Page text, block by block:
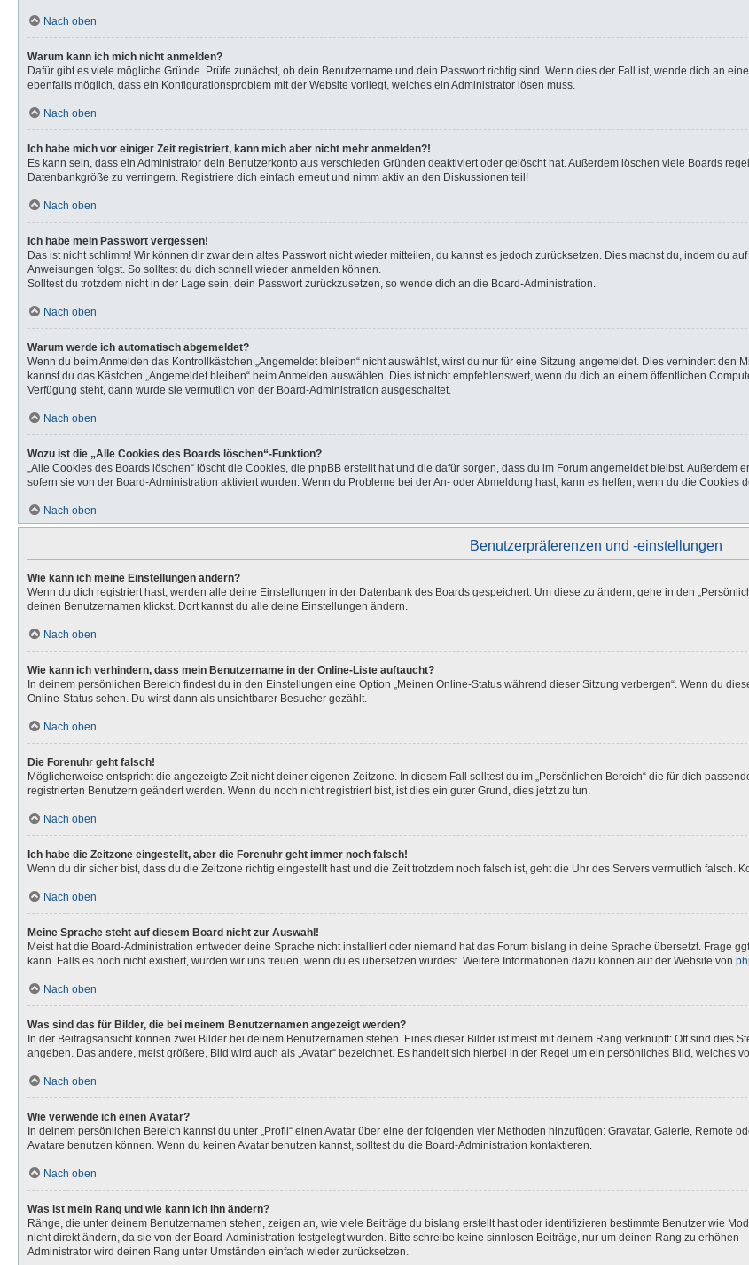
Nach oben
Warum kann ich mich nicht anmelden?
Dafür gibt es viele mögliche Gründe. Prüfe zunächst, ob dein Benutzername und dein Passwort richtig sind. Wenn dies der Fall ist, wende dich an
ebenfalls möglich, dass ein Konfigurationsproblem mit der Website vorliegt, welches ein Administrator lösen muss.
Nach oben
Ich habe mich vor einiger Zeit registriert, kann mich aber nicht mehr anmelden?!
Es kann sein, dass ein Administrator dein Benutzerkonto aus verschieden Gründen deaktiviert oder gelöscht hat. Außerdem löschen viele Boards
Datenbankgröße zu verringern. Registriere dich einfach erneut und nimm aktiv an den Diskussionen teil!
Nach oben
Ich habe mein Passwort vergessen!
Das ist nicht schlimm! Wir können dir zwar dein altes Passwort nicht wieder mitteilen, du kannst es jedoch zurücksetzen. Dies machst du, indem du
Anweisungen folgst. So solltest du dich schnell wieder anmelden können.
Solltest du trotzdem nicht in der Lage sein, dein Passwort zurückzusetzen, so wende dich an die Board-Administration.
Nach oben
Warum werde ich automatisch abgemeldet?
Wenn du beim Anmelden das Kontrollkästchen „Angemeldet bleiben“ nicht auswählst, wirst du nur für eine Sitzung angemeldet. Dies verhindert den
kannst du das Kästchen „Angemeldet bleiben“ beim Anmelden auswählen. Dies ist nicht empfehlenswert, wenn du dich an einem öffentlichen
Verfügung steht, dann wurde sie vermutlich von der Board-Administration ausgeschaltet.
Nach oben
Wozu ist die „Alle Cookies des Boards löschen“-Funktion?
„Alle Cookies des Boards löschen“ löscht die Cookies, die phpBB erstellt hat und die dafür sorgen, dass du im Forum angemeldet bleibst.
sofern sie von der Board-Administration aktiviert wurden. Wenn du Probleme bei der An- oder Abmeldung hast, kann es helfen, wenn du die Cookies
Nach oben
Benutzerpräferenzen und -einstellungen
Wie kann ich meine Einstellungen ändern?
Wenn du dich registriert hast, werden alle deine Einstellungen in der Datenbank des Boards gespeichert. Um diese zu ändern, gehe in den
deinen Benutzernamen klickst. Dort kannst du alle deine Einstellungen ändern.
Nach oben
Wie kann ich verhindern, dass mein Benutzername in der Online-Liste auftaucht?
In deinem persönlichen Bereich findest du in den Einstellungen eine Option „Meinen Online-Status während dieser Sitzung verbergen“. Wenn du
Online-Status sehen. Du wirst dann als unsichtbarer Besucher gezählt.
Nach oben
Die Forenuhr geht falsch!
Möglicherweise entspricht die angezeigte Zeit nicht deiner eigenen Zeitzone. In diesem Fall solltest du im „Persönlichen Bereich“ die für dich
registrierten Benutzern geändert werden. Wenn du noch nicht registriert bist, ist dies ein guter Grund, dies jetzt zu tun.
Nach oben
Ich habe die Zeitzone eingestellt, aber die Forenuhr geht immer noch falsch!
Wenn du dir sicher bist, dass du die Zeitzone richtig eingestellt hast und die Zeit trotzdem noch falsch ist, geht die Uhr des Servers vermutlich falsch.
Nach oben
Meine Sprache steht auf diesem Board nicht zur Auswahl!
Meist hat die Board-Administration entweder deine Sprache nicht installiert oder niemand hat das Forum bislang in deine Sprache übersetzt. Frage
kann. Falls es noch nicht existiert, würden wir uns freuen, wenn du es übersetzen würdest. Weitere Informationen dazu können auf der Website von
Nach oben
Was sind das für Bilder, die bei meinem Benutzernamen angezeigt werden?
In der Beitragsansicht können zwei Bilder bei deinem Benutzernamen stehen. Eines dieser Bilder ist meist mit deinem Rang verknüpft: Oft sind dies
angeben. Das andere, meist größere, Bild wird auch als „Avatar“ bezeichnet. Es handelt sich hierbei in der Regel um ein persönliches Bild, welches
Nach oben
Wie verwende ich einen Avatar?
In deinem persönlichen Bereich kannst du unter „Profil“ einen Avatar über eine der folgenden vier Methoden hinzufügen: Gravatar, Galerie, Remote
Avatare benutzen können. Wenn du keinen Avatar benutzen kannst, solltest du die Board-Administration kontaktieren.
Nach oben
Was ist mein Rang und wie kann ich ihn ändern?
Ränge, die unter deinem Benutzernamen stehen, zeigen an, wie viele Beiträge du bislang erstellt hast oder identifizieren bestimmte Benutzer wie
nicht direkt ändern, da sie von der Board-Administration festgelegt wurden. Bitte schreibe keine sinnlosen Beiträge, nur um deinen Rang zu
Administrator wird deinen Rang unter Umständen einfach wieder zurücksetzen.